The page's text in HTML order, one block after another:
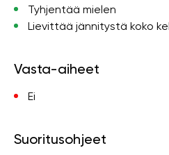
Tyhjentää mielen
Lievittää jännitystä koko
Vasta-aiheet
Ei
Suoritusohjeet